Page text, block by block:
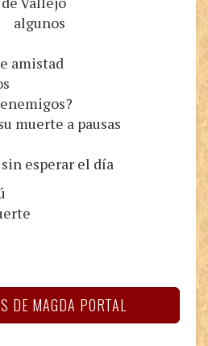
algunos
amistad
muerte a pausas
esperar el día
DE MAGDA PORTAL